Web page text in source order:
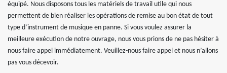
équipé. Nous disposons tous les matériels de travail utile qui nous
permettent de bien réaliser les opérations de remise au bon état de tout
type d’instrument de musique en panne. Si vous voulez assurer la
meilleure exécution de notre ouvrage, nous vous prions de ne pas hésiter à
nous faire appel immédiatement. Veuillez-nous faire appel et nous n’allons
pas vous décevoir.